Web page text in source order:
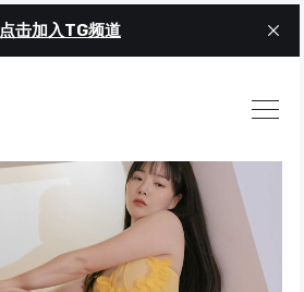
点击加入TG频道